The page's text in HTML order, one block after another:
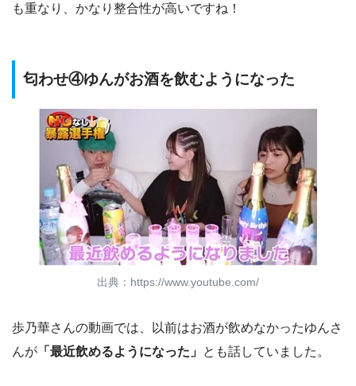
も重なり、かなり整合性が高いですね！
匂わせ④ゆんがお酒を飲むようになった
出典：https://www.youtube.com/
歩乃華さんの動画では、以前はお酒が飲めなかったゆんさ
んが 「最近飲めるようになった」 とも話していました。